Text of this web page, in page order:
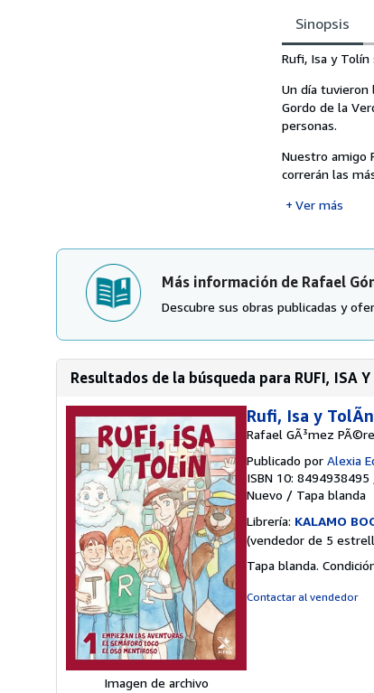
Sinopsis
Sinopsis
Rufi, Isa y
Un día tuvieron
Gordo de la
personas.
Nuestro amigo
correrán las
Ver más
Más información de Rafael
Descubre sus obras publicadas y
Resultados de la búsqueda para RUFI, ISA
Imagen de archivo
Rufi, Isa y
Rafael GÃ³mez
Publicado por Alexia
ISBN 10: 8494938495
Nuevo / Tapa blanda
Librería: KALAMO
(vendedor de 5
Tapa blanda.
Contactar al vendedor